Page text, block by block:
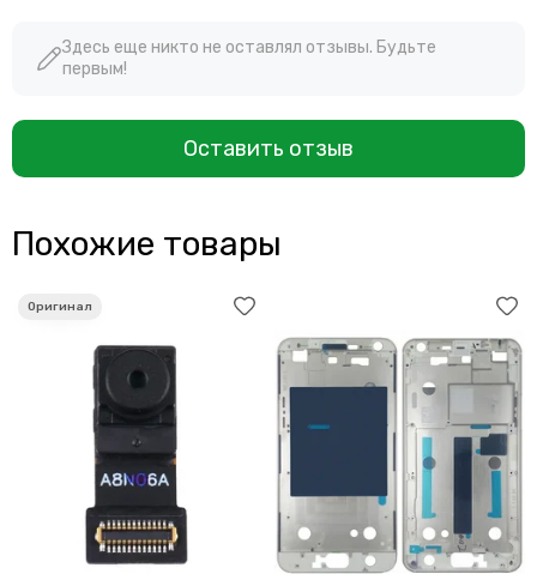
Здесь еще никто не оставлял отзывы. Будьте
первым!
Оставить отзыв
Похожие товары